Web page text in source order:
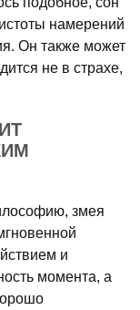
намерений
Он также может
не в страхе,
змея
и
момента, а